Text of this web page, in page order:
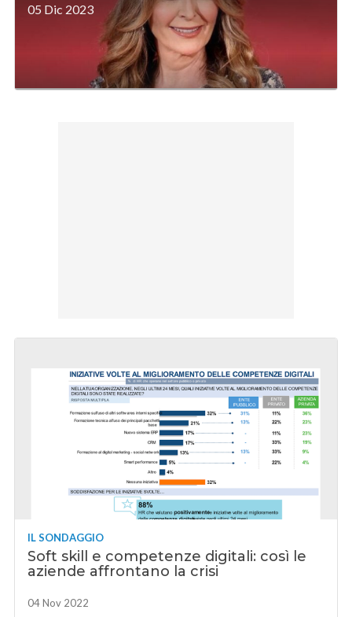
05 Dic 2023
IL SONDAGGIO
Soft skill e competenze digitali: così le
aziende affrontano la crisi
04 Nov 2022